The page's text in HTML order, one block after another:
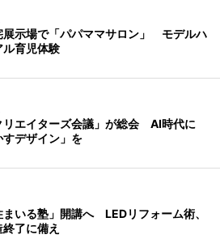
展示場で「パパママサロン」 モデルハ
ル育児体験
リエイターズ会議」が総会 AI時代に
すデザイン」を
まいる塾」開講へ LEDリフォーム術、
了に備え